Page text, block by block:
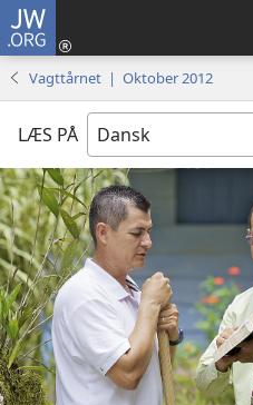
JW.ORG
Vagttårnet | Oktober 2012
LÆS PÅ